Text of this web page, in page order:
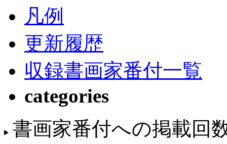
凡例
更新履歴
収録書画家番付一覧
categories
書画家番付への掲載回